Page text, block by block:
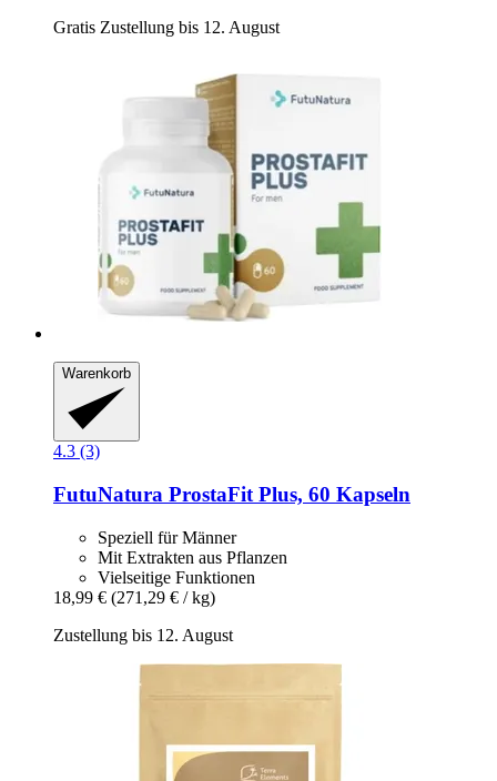
Gratis Zustellung bis 12. August
Warenkorb
4.3 (3)
FutuNatura ProstaFit Plus, 60 Kapseln
Speziell für Männer
Mit Extrakten aus Pflanzen
Vielseitige Funktionen
18,99 € (271,29 € / kg)
Zustellung bis 12. August